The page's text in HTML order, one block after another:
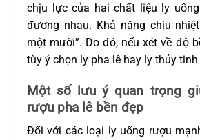
chịu lực của hai chất liệu ly
đương nhau. Khả năng chịu
một mười”. Do đó, nếu xét về độ
tùy ý chọn ly pha lê hay ly thủy
Một số lưu ý quan trọng
rượu pha lê bền đẹp
Đối với các loại ly uống rượu